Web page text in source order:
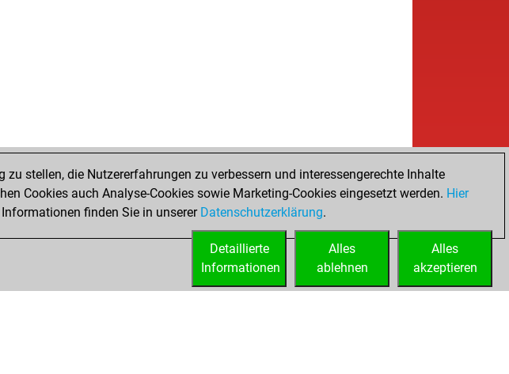
stellen, die Nutzererfahrungen zu verbessern und interessengerechte Inhalte
Cookies auch Analyse-Cookies sowie Marketing-Cookies eingesetzt werden. Hier
finden Sie in unserer Datenschutzerklärung.
Alles
akzeptieren
Alles
ablehnen
Detaillierte
Informationen